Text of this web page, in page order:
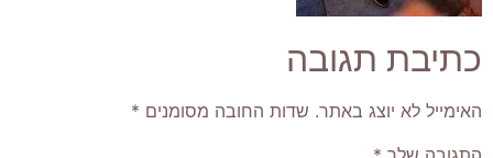
כתיבת תגובה
האימייל לא יוצג באתר. שדות החובה מסומנים *